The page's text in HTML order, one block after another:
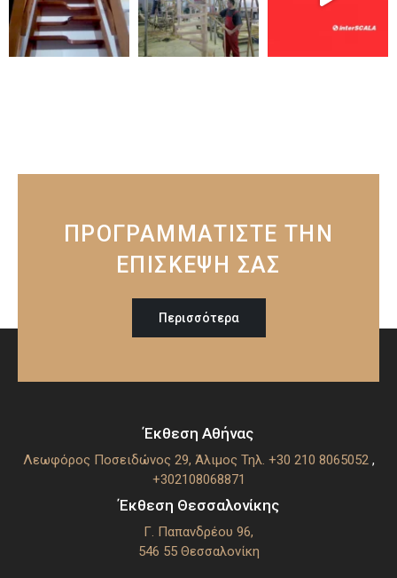
ΠΡΟΓΡΑΜΜΑΤΙΣΤΕ ΤΗΝ
ΕΠΙΣΚΕΨΗ ΣΑΣ
Περισσότερα
Έκθεση Αθήνας
Λεωφόρος Ποσειδώνος 29, Άλιμος Τηλ. +30 210 8065052 ,
+302108068871
Έκθεση Θεσσαλονίκης
Γ. Παπανδρέου 96,
546 55 Θεσσαλoνίκη